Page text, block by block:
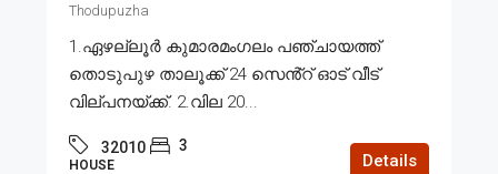
Thodupuzha
1.ഏഴല്ലൂർ കുമാരമംഗലം പഞ്ചായത്ത്
തൊടുപുഴ താലൂക്ക് 24 സെൻ്റ് ഓട് വീട്
വില്പനയ്ക്ക്. 2.വില 20...
32010 3
HOUSE Details